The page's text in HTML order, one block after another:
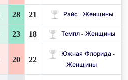
28 21 Райс - Женщины
23 18 Темпл - Женщины
20 22
Южная Флорида -
Женщины